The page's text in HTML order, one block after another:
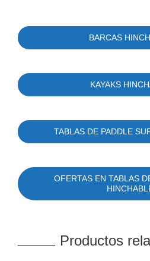
BARCAS
KAYAKS
TABLAS DE PADDLE
OFERTAS EN TABLAS
Productos